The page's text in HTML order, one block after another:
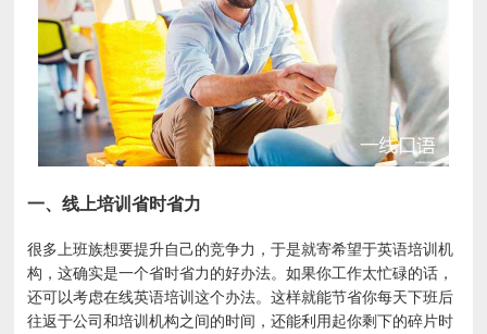
一、线上培训省时省力
很多上班族想要提升自己的竞争力，于是就寄希望于英语培训机
构，这确实是一个省时省力的好办法。如果你工作太忙碌的话，
还可以考虑在线英语培训这个办法。这样就能节省你每天下班后
往返于公司和培训机构之间的时间，还能利用起你剩下的碎片时